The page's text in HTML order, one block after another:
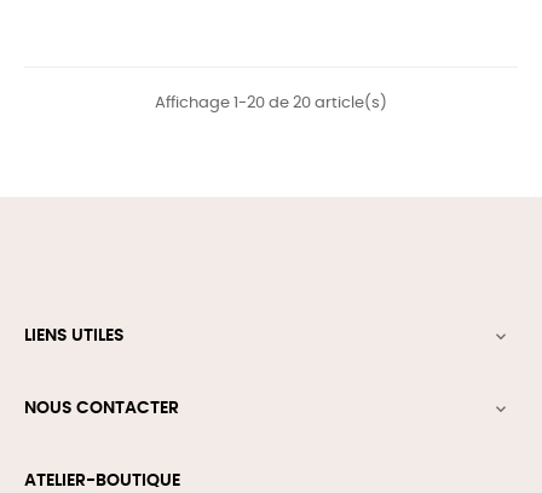
Affichage 1-20 de 20 article(s)
LIENS UTILES 
NOUS CONTACTER 
ATELIER-BOUTIQUE